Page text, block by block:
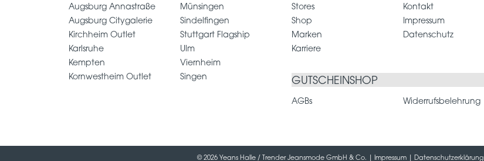
Augsburg Annastraße
Augsburg Citygalerie
Kirchheim Outlet
Karlsruhe
Kempten
Kornwestheim Outlet
Münsingen
Sindelfingen
Stuttgart Flagship
Ulm
Viernheim
Singen
Stores
Shop
Marken
Karriere
Kontakt
Impressum
Datenschutz
GUTSCHEINSHOP
AGBs Widerrufsbelehrung
© 2026 Yeans Halle / Trender Jeansmode GmbH & Co. | Impressum Datenschutzerklärung